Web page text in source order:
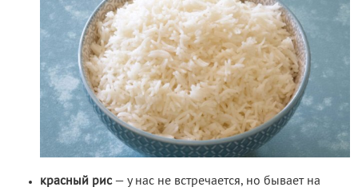
красный рис— у нас не встречается, но бывает на